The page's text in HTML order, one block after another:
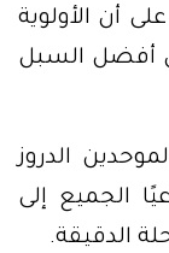
أن الأولوية
أفضل السبل
الدروز
الجميع إلى
الدقيقة.